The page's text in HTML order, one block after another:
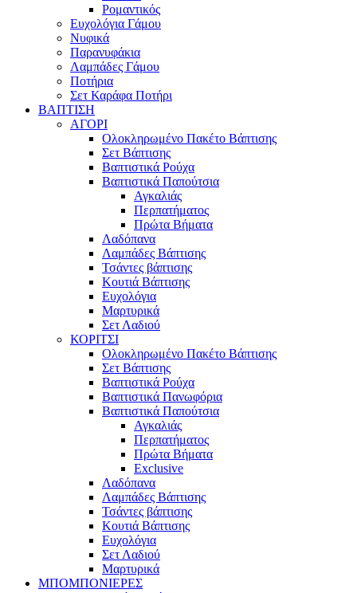
Ρομαντικός
Ευχολόγια Γάμου
Νυφικά
Παρανυφάκια
Λαμπάδες Γάμου
Ποτήρια
Σετ Καράφα Ποτήρι
ΒΑΠΤΙΣΗ
ΑΓΟΡΙ
Ολοκληρωμένο Πακέτο Βάπτισης
Σετ Βάπτισης
Βαπτιστικά Ρούχα
Βαπτιστικά Παπούτσια
Αγκαλιάς
Περπατήματος
Πρώτα Βήματα
Λαδόπανα
Λαμπάδες Βάπτισης
Τσάντες βάπτισης
Κουτιά Βάπτισης
Ευχολόγια
Μαρτυρικά
Σετ Λαδιού
ΚΟΡΙΤΣΙ
Ολοκληρωμένο Πακέτο Βάπτισης
Σετ Βάπτισης
Βαπτιστικά Ρούχα
Βαπτιστικά Πανωφόρια
Βαπτιστικά Παπούτσια
Αγκαλιάς
Περπατήματος
Πρώτα Βήματα
Exclusive
Λαδόπανα
Λαμπάδες Βάπτισης
Τσάντες βάπτισης
Κουτιά Βάπτισης
Ευχολόγια
Σετ Λαδιού
Μαρτυρικά
ΜΠΟΜΠΟΝΙΕΡΕΣ